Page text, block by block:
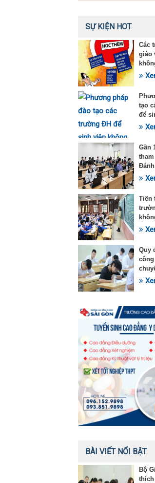
SỰ KIỆN HOT
Các
giáo
dạy
tạo
để
quá
Gần
đợt 1
Tiến
học
Quy
BÀI VIẾT NỔI BẬT
Bộ